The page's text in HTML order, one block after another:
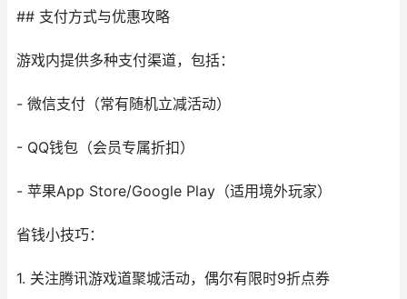
## 支付方式与优惠攻略
游戏内提供多种支付渠道，包括：
- 微信支付（常有随机立减活动）
- QQ钱包（会员专属折扣）
- 苹果App Store/Google Play（适用境外玩家）
省钱小技巧：
1. 关注腾讯游戏道聚城活动，偶尔有限时9折点券